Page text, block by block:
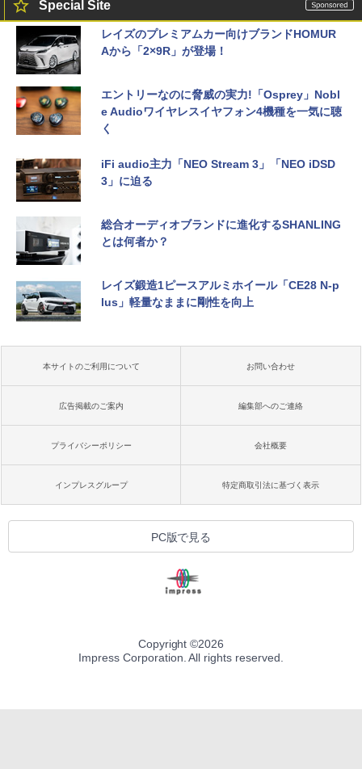
Special Site
レイズのプレミアムカー向けブランドHOMUR
Aから「2×9R」が登場！
エントリーなのに脅威の実力!「Osprey」Nobl
e Audioワイヤレスイヤフォン4機種を一気に聴
く
iFi audio主力「NEO Stream 3」「NEO iDSD
3」に迫る
総合オーディオブランドに進化するSHANLING
とは何者か？
レイズ鍛造1ピースアルミホイール「CE28 N-p
lus」軽量なままに剛性を向上
本サイトのご利用について お問い合わせ
広告掲載のご案内 編集部へのご連絡
プライバシーポリシー 会社概要
インプレスグループ 特定商取引法に基づく表示
PC版で見る
Copyright ©2026
Impress Corporation. All rights reserved.